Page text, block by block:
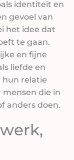
identiteit en
gevoel van
het idee dat
te gaan.
en fijne
liefde en
hun relatie
die in
anders doen.